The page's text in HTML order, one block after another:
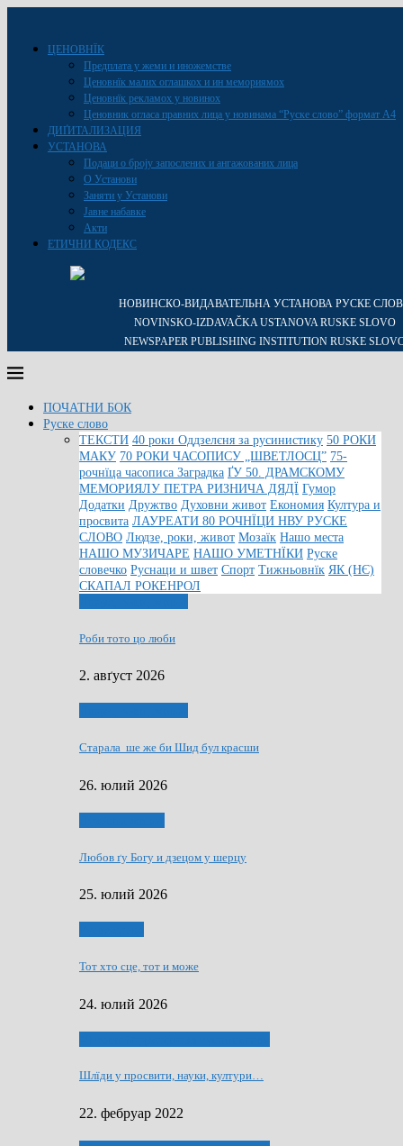
ЦЕНОВНЇК
Предплата у жеми и иножемстве
Ценовнїк малих оглашкох и ин мемориямох
Ценовнїк рекламох у новинох
Ценовник огласа правних лица у новинама “Руске слово” формат A4
ДИҐИТАЛИЗАЦИЯ
УСТАНОВА
Подаци о броју запослених и ангажованих лица
О Установи
Заняти у Установи
Јавне набавке
Акти
ЕТИЧНИ КОДЕКС
НОВИНСКО-ВИДАВАТЕЛЬНА УСТАНОВА РУСКЕ
NOVINSKO-IZDAVAČKA USTANOVA RUSKE SLOVO
NEWSPAPER PUBLISHING INSTITUTION RUSKE
ПОЧАТНИ БОК
Руске слово
ТЕКСТИ 40 роки Оддзелєня за русинистику 50 РОКИ
МАКУ 70 РОКИ ЧАСОПИСУ „ШВЕТЛОСЦ” 75-
рочнїца часописа Заградка ҐУ 50. ДРАМСКОМУ
МЕМОРИЯЛУ ПЕТРА РИЗНИЧА ДЯДЇ Гумор
Додатки Дружтво Духовни живот Економия Култура и
просвита ЛАУРЕАТИ 80 РОЧНЇЦИ НВУ РУСКЕ
СЛОВО Людзе, роки, живот Мозаїк Нашо места
НАШО МУЗИЧАРЕ НАШО УМЕТНЇКИ Руске
словечко Руснаци и швет Спорт Тижньовнїк ЯК (НЄ)
СКАПАЛ РОКЕНРОЛ
Роби тото цо люби
2. авґуст 2026
Старала ше же би Шид бул красши
26. юлий 2026
Любов ґу Богу и дзецом у шерцу
25. юлий 2026
Тот хто сце, тот и може
24. юлий 2026
Шлїди у просвити, науки, култури…
22. фебруар 2022